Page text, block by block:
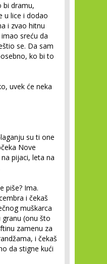
bi dramu,
u lice i dodao
i zvao hitnu
sreću da
se. Da sam
ko bi to
uvek će neka
su ti one
Nove
pijaci, leta na
piše? Ima.
i čekaš
muškarca
(onu što
zamenu za
i čekaš
da stigne kući